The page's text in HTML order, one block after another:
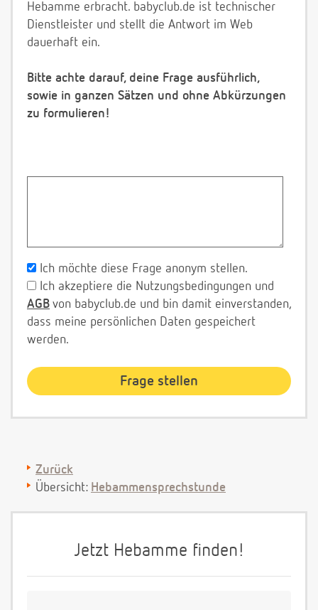
Hebamme erbracht. babyclub.de ist technischer
Dienstleister und stellt die Antwort im Web
dauerhaft ein.
Bitte achte darauf, deine Frage ausführlich,
sowie in ganzen Sätzen und ohne Abkürzungen
zu formulieren!
Ich möchte diese Frage anonym stellen.
Ich akzeptiere die Nutzungsbedingungen und
AGB von babyclub.de und bin damit einverstanden,
dass meine persönlichen Daten gespeichert
werden.
Zurück
Übersicht: Hebammensprechstunde
Jetzt Hebamme finden!